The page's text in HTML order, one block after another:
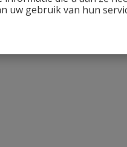
uw gebruik van hun